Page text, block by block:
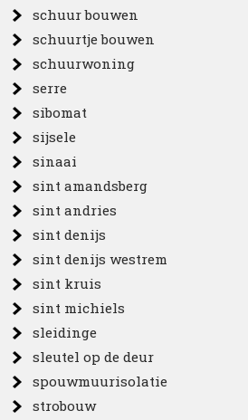
schuur bouwen
schuurtje bouwen
schuurwoning
serre
sibomat
sijsele
sinaai
sint amandsberg
sint andries
sint denijs
sint denijs westrem
sint kruis
sint michiels
sleidinge
sleutel op de deur
spouwmuurisolatie
strobouw